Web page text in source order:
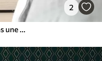
2
Demi-cercles et cercles doux dans une palette gris-bleu froide